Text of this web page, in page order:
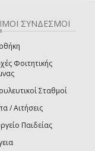
ΣΥΝΔΕΣΜΟΙ
Φοιτητικής
Σταθμοί
/ Αιτήσεις
Παιδείας